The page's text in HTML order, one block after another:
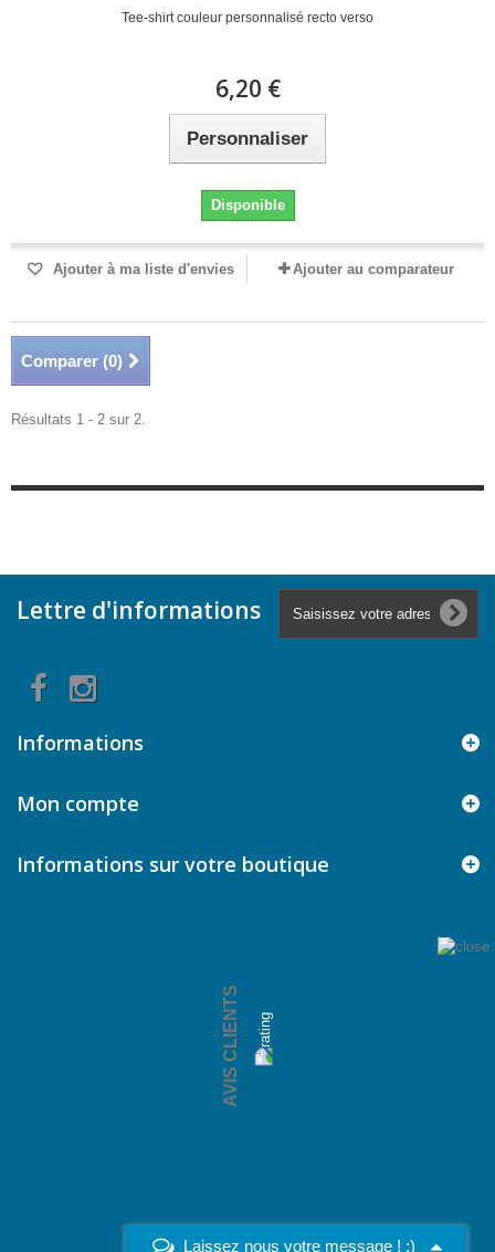
Laissez nous votre message ! :)
Tee-shirt couleur personnalisé recto verso
6,20 €
Personnaliser
Disponible
Ajouter à ma liste d'envies Ajouter au comparateur
Comparer (0)
Résultats 1 - 2 sur 2.
Lettre d'informations
Informations
Mon compte
Informations sur votre boutique
AVIS CLIENTS